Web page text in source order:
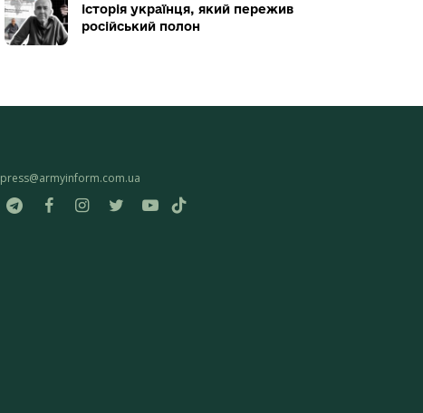
історія українця, який пережив
російський полон
press@armyinform.com.ua